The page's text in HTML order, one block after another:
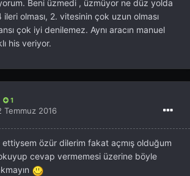
Beni üzmedi , üzmüyor ne düz yolda
olması, 2. vitesinin çok uzun olması
çok iyi denilemez. Aynı aracın manuel
his veriyor.
1
Temmuz 2016
ettiysem özür dilerim fakat açmış olduğum
cevap vermemesi üzerine böyle